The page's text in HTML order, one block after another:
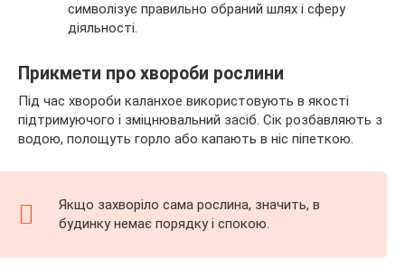
символізує правильно обраний шлях і сферу
діяльності.
Прикмети про хвороби рослини
Під час хвороби каланхое використовують в якості
підтримуючого і зміцнювальний засіб. Сік розбавляють з
водою, полощуть горло або капають в ніс піпеткою.
Якщо захворіло сама рослина, значить, в
будинку немає порядку і спокою.